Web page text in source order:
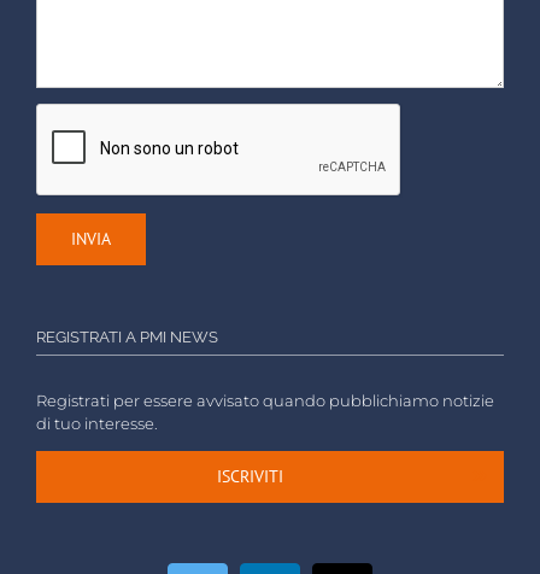
REGISTRATI A PMI NEWS
Registrati per essere avvisato quando pubblichiamo notizie
di tuo interesse.
ISCRIVITI